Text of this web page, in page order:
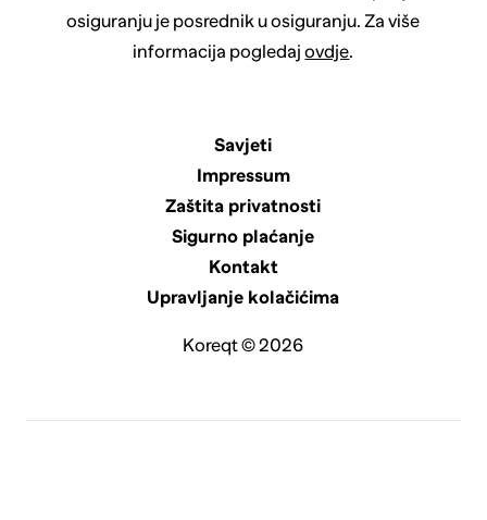
osiguranju je posrednik u osiguranju. Za više
informacija pogledajovdje.
Savjeti
Impressum
Zaštita privatnosti
Sigurno plaćanje
Kontakt
Upravljanje kolačićima
Koreqt © 2026